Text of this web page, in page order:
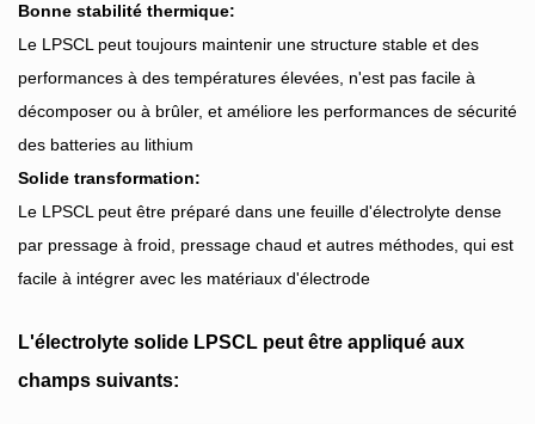
Bonne stabilité thermique:
Le LPSCL peut toujours maintenir une structure stable et des
performances à des températures élevées, n'est pas facile à
décomposer ou à brûler, et améliore les performances de sécurité
des batteries au lithium
Solide transformation:
Le LPSCL peut être préparé dans une feuille d'électrolyte dense
par pressage à froid, pressage chaud et autres méthodes, qui est
facile à intégrer avec les matériaux d'électrode
L'électrolyte solide LPSCL peut être appliqué aux
champs suivants: